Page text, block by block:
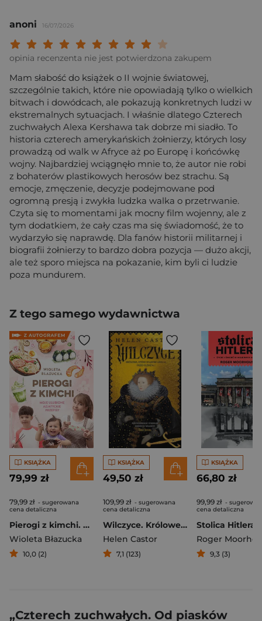
anoni 16/07/2026
Twoja ocena:
Twoja ocena: Wybitna 9/
Twoja ocena: Rewelacyjna 8/
Twoja ocena: Bardzo dobra 7/10"
Twoja ocena: Dobra 6/10"
Twoja ocena: Przeciętna 5/10"
Twoja ocena: Może być 4/10"
Twoja ocena: Słaba 3/10"
Twoja ocena: Bardzo słaba 2/10"
Twoja ocena: Beznadziejna 1/10"
opinia recenzenta nie jest potwierdzona zakupem
Mam słabość do książek o II wojnie światowej,
szczególnie takich, które nie opowiadają tylko o wielkich
bitwach i dowódcach, ale pokazują konkretnych ludzi w
ekstremalnych sytuacjach. I właśnie dlatego Czterech
zuchwałych Alexa Kershawa tak dobrze mi siadło. To
historia czterech amerykańskich żołnierzy, których losy
prowadzą od walk w Afryce aż po Europę i końcówkę
wojny. Najbardziej wciągnęło mnie to, że autor nie robi
z bohaterów plastikowych herosów bez strachu. Są
emocje, zmęczenie, decyzje podejmowane pod
ogromną presją i zwykła ludzka walka o przetrwanie.
Czyta się to momentami jak mocny film wojenny, ale z
tym dodatkiem, że cały czas ma się świadomość, że to
wydarzyło się naprawdę. Dla fanów historii militarnej i
biografii żołnierzy to bardzo dobra pozycja — dużo akcji,
ale też sporo miejsca na pokazanie, kim byli ci ludzie
poza mundurem.
Z tego samego wydawnictwa
KSIĄŻKA
79,99 zł
79,99 zł - sugerowana
cena detaliczna
Pierogi z kimchi. Moje ulubione azjatyckie przepisy - książka z autografem
Wioleta Błazucka
10,0 (2)
KSIĄŻKA
49,50 zł
109,99 zł - sugerowana
cena detaliczna
Wilczyce. Królowe, które rządziły Anglią przed Elżbietą I
Helen Castor
7,1 (123)
KSIĄŻKA
66,80 zł
99,99 zł -
cena detaliczna
Roger
9,3 (3)
„Czterech zuchwałych. Od piasków